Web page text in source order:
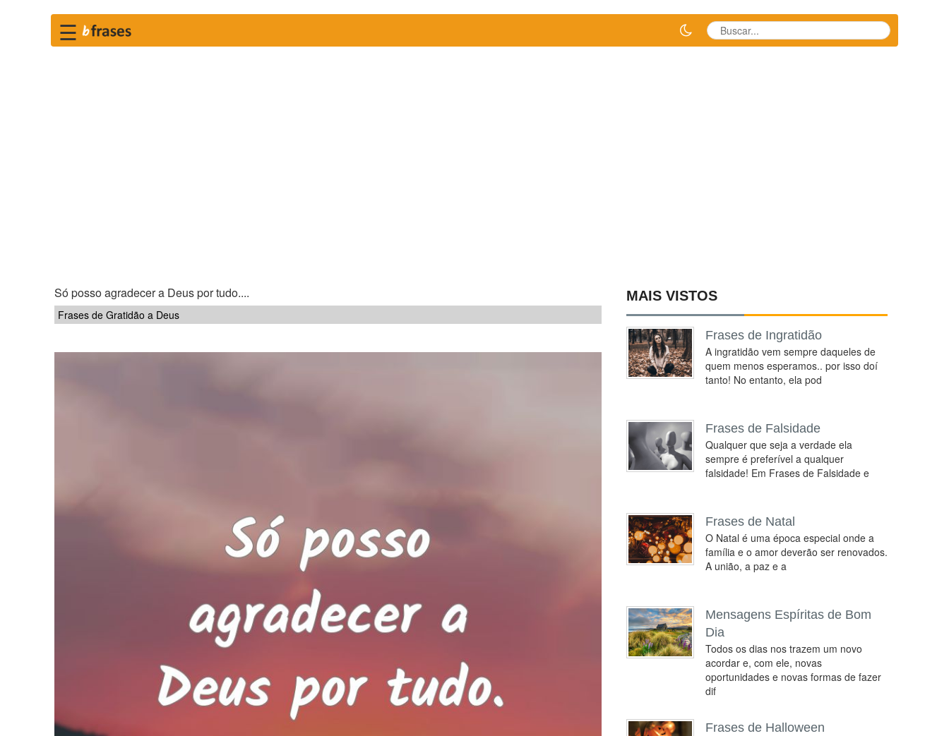
☰
Só posso agradecer a Deus por tudo....
Frases de Gratidão a Deus
MAIS VISTOS
Frases de Ingratidão
A ingratidão vem sempre daqueles de
quem menos esperamos.. por isso doí
tanto! No entanto, ela pod
Frases de Falsidade
Qualquer que seja a verdade ela
sempre é preferível a qualquer
falsidade! Em Frases de Falsidade e
Frases de Natal
O Natal é uma época especial onde a
família e o amor deverão ser renovados.
A união, a paz e a
Mensagens Espíritas de Bom
Dia
Todos os dias nos trazem um novo
acordar e, com ele, novas
oportunidades e novas formas de fazer
dif
Frases de Halloween